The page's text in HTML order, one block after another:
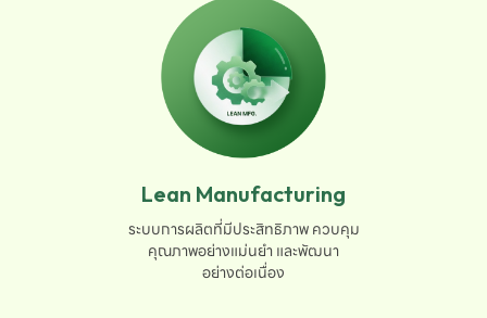
Lean Manufacturing
ระบบการผลิตที่มีประสิทธิภาพ ควบคุม
คุณภาพอย่างแม่นยำ และพัฒนา
อย่างต่อเนื่อง